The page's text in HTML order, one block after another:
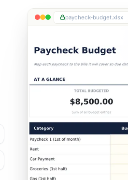
paycheck-budget.xlsx